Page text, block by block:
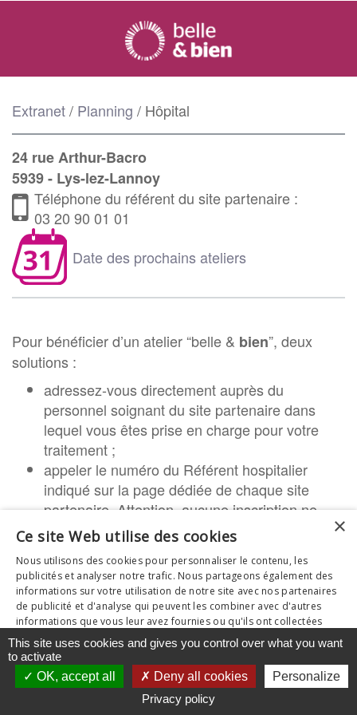
Extranet/ Planning / Hôpital
24 rue Arthur-Bacro
5939 - Lys-lez-Lannoy
Téléphone du référent du site partenaire :
03 20 90 01 01
Date des prochains ateliers
Pour bénéficier d’un atelier “belle & bien”, deux
solutions :
adressez-vous directement auprès du
personnel soignant du site partenaire dans
lequel vous êtes prise en charge pour votre
traitement ;
appeler le numéro du Référent hospitalier
indiqué sur la page dédiée de chaque site
partenaire. Attention, aucune inscription ne
pourra être prise par le bureau de l'Association,
il est nécessaire d'entrer en contact avec votre
établissement de santé.
Si “belle &bien” n’est pas encore partenaire de
votre établissement, contactez-nous.
Inscription au préalable OBLIGATOIRE
×
Ce site Web utilise des cookies
Nous utilisons des cookies pour personnaliser le contenu, les
publicités et analyser notre trafic. Nous partageons également des
informations sur votre utilisation de notre site avec nos partenaires
de publicité et d'analyse qui peuvent les combiner avec d'autres
informations que vous leur avez fournies ou qu'ils ont collectées
lors de votre utilisation de leurs services.
Mentions légales
AFFICHER LES DÉTAILS
TOUT ACCEPTER TOUT REFUSER
This site uses cookies and gives you control over what you want
to activate
OK, accept all
Deny all cookies
Personalize
Privacy policy